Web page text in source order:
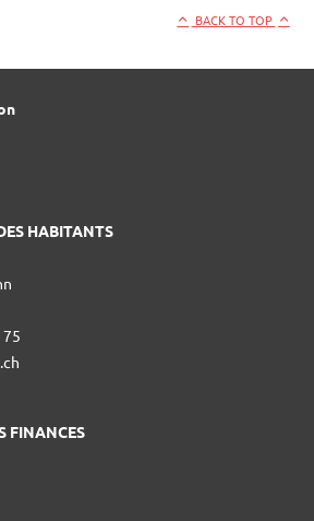
BACK TO TOP
HABITANTS
FINANCES